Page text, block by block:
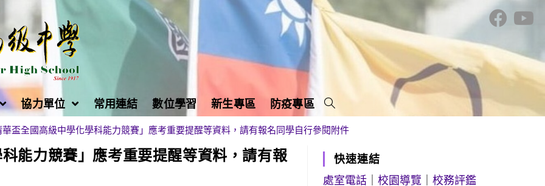
協力單位 常用連結 數位學習 新生專區 防疫專區
盃全國高級中學化學科能力競賽」應考重要提醒等資料，請有報名同學自行參閱附件
能力競賽」應考重要提醒等資料，請有報
快速連結
處室電話 ｜校園導覽 ｜校務評鑑